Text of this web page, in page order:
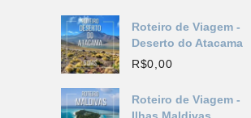
Roteiro de Viagem -
Deserto do Atacama
R$0,00
Roteiro de Viagem -